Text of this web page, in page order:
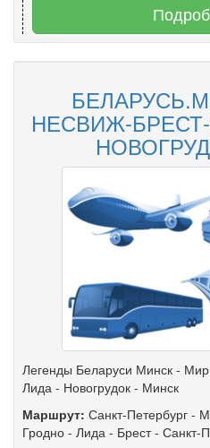
НЕСВИЖ-
Легенды Беларуси Минск -
Лида - Новогрудок - Минск
Маршрут: Санкт-Петербург -
Гродно - Лида - Брест- Санкт-